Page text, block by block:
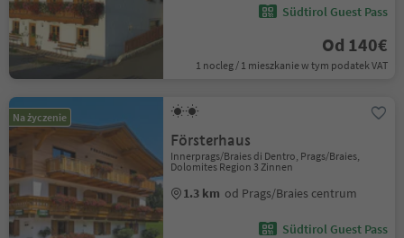
Südtirol Guest Pass
Od 140€
1 nocleg / 1 mieszkanie w tym podatek VAT
Na życzenie
Försterhaus
Innerprags/Braies di Dentro, Prags/Braies,
Dolomites Region 3 Zinnen
1.3 km od Prags/Braies centrum
Südtirol Guest Pass